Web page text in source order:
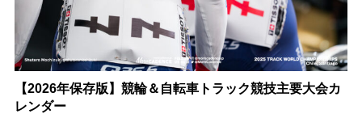
【2026年保存版】競輪＆自転車トラック競技主要大会カ
レンダー